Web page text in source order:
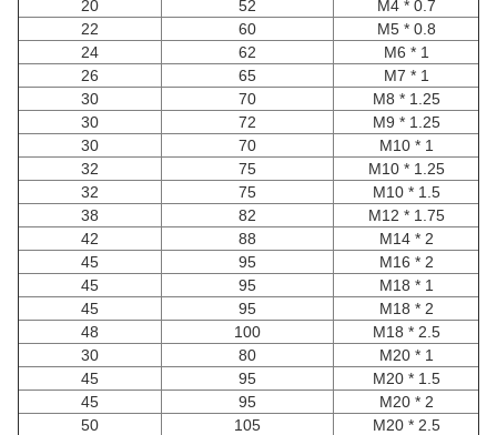
M4 * 0.7
52
20
M5 * 0.8
60
22
M6 * 1
62
24
M7 * 1
65
26
M8 * 1.25
70
30
M9 * 1.25
72
30
M10 * 1
70
30
M10 * 1.25
75
32
M10 * 1.5
75
32
M12 * 1.75
82
38
M14 * 2
88
42
M16 * 2
95
45
M18 * 1
95
45
M18 * 2
95
45
M18 * 2.5
100
48
M20 * 1
80
30
M20 * 1.5
95
45
M20 * 2
95
45
M20 * 2.5
105
50